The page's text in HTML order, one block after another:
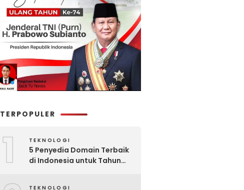
TERPOPULER
1 TEKNOLOGI
5 Penyedia Domain Terbaik
di Indonesia untuk Tahun
TEKNOLOGI